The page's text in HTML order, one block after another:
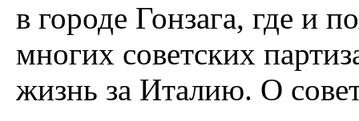
в городе Гонзага, где и
многих советских
жизнь за Италию. О